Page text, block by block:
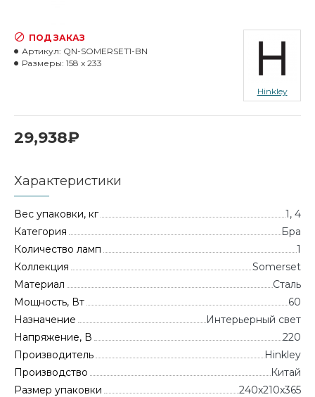
29,938₽
ПОД ЗАКАЗ
Артикул: QN-SOMERSET1-BN
Размеры: 158 x 233
Hinkley
Характеристики
Вес упаковки, кг
1, 4
Категория
Бра
Количество ламп
1
Коллекция
Somerset
Материал
Сталь
Мощность, Вт
60
Назначение
Интерьерный свет
Напряжение, В
220
Производитель
Hinkley
Производство
Китай
Размер упаковки
240x210x365